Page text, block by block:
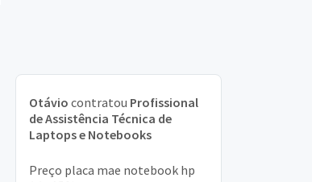
Otávio contratou Profissional
de Assistência Técnica de
Laptops e Notebooks
Preço placa mae notebook hp